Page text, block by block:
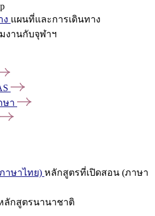
ง แผนที่และการเดินทาง
งานกับจุฬาฯ
ษา
าษาไทย) หลักสูตรที่เปิดสอน (ภาษา
ลักสูตรนานาชาติ